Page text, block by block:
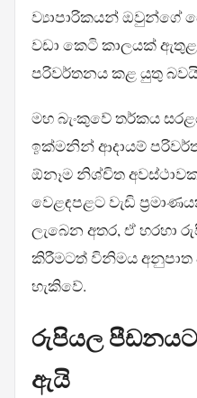
ව්‍යාපාරිකයන් ඔවුන්ගේ
වඩා කෙටි කාලයක්
පරිවර්තනය කළ යුතු
මහ බැංකුවේ තර්කය
ඉක්මනින් ආදායම්
ඕනෑම නිශ්චිත
වෙළඳපළට වැඩි
ලැබෙන අතර, ඒ හරහා
කිරීමටත් විනිමය අනුපාත
හැකිවේ.
රුපියල
ඇයි